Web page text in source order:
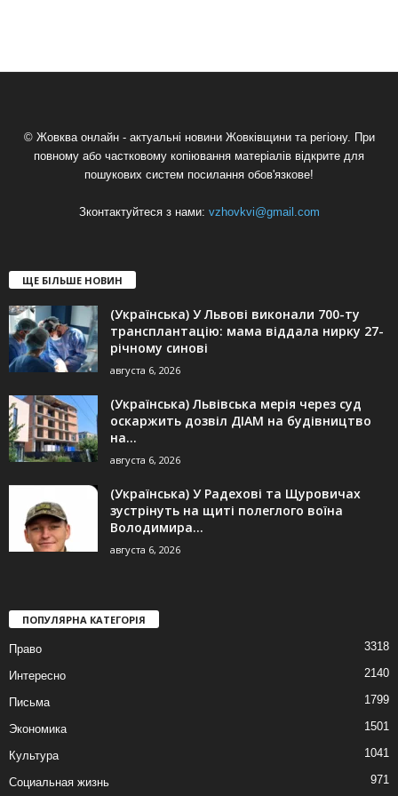
© Жовква онлайн - актуальні новини Жовківщини та регіону. При
повному або частковому копіювання матеріалів відкрите для
пошукових систем посилання обов'язкове!
Зконтактуйтеся з нами: vzhovkvi@gmail.com
ЩЕ БІЛЬШЕ НОВИН
(Українська) У Львові виконали 700-ту
трансплантацію: мама віддала нирку 27-
річному синові
августа 6, 2026
(Українська) Львівська мерія через суд
оскаржить дозвіл ДІАМ на будівництво
на...
августа 6, 2026
(Українська) У Радехові та Щуровичах
зустрінуть на щиті полеглого воїна
Володимира...
августа 6, 2026
ПОПУЛЯРНА КАТЕГОРІЯ
Право 3318
Интересно 2140
Письма 1799
Экономика 1501
Культура 1041
Социальная жизнь 971